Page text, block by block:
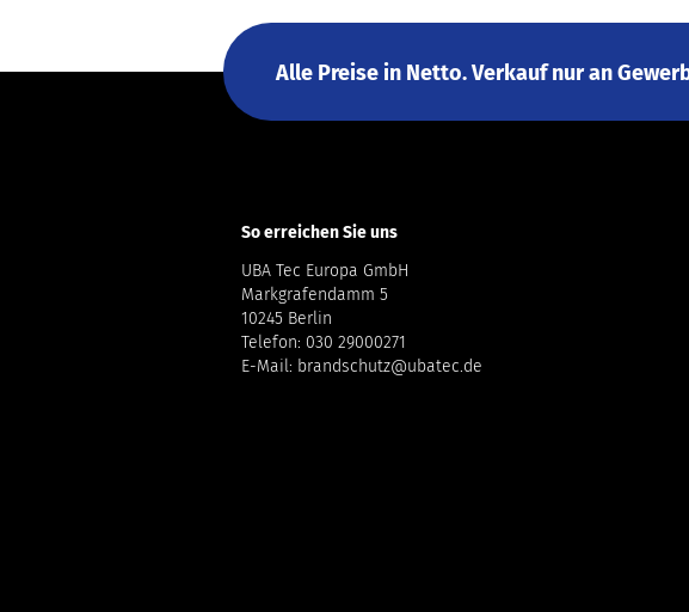
Alle Preise in Netto. Verkauf nur an
So erreichen Sie uns
UBA Tec Europa GmbH
Markgrafendamm 5
10245 Berlin
Telefon: 030 29000271
E-Mail: brandschutz@ubatec.de